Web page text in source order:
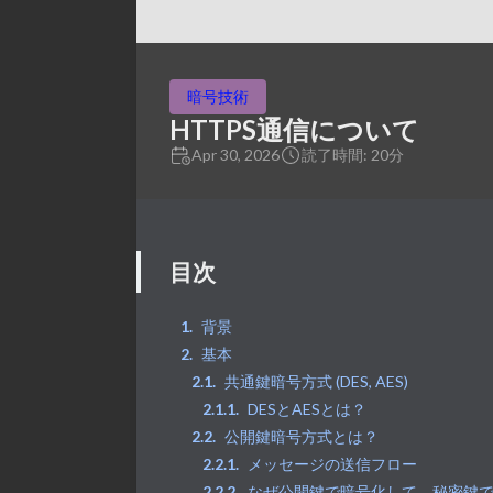
暗号技術
HTTPS通信について
Apr 30, 2026 読了時間: 20分
目次
背景
基本
共通鍵暗号方式 (DES, AES)
DESとAESとは？
公開鍵暗号方式とは？
メッセージの送信フロー